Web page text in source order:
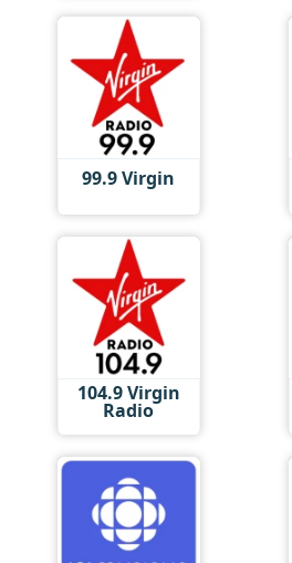
99.9 Virgin
104.9 Virgin
Radio